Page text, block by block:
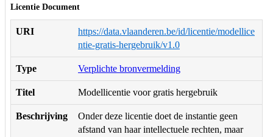
Licentie Document
URI
https://data.vlaanderen.be/id/licentie/modellice
ntie-gratis-hergebruik/v1.0
Type Verplichte bronvermelding
Titel Modellicentie voor gratis hergebruik
Beschrijving
Onder deze licentie doet de instantie geen
afstand van haar intellectuele rechten, maar